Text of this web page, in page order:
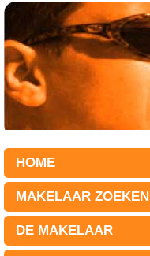
HOME
MAKELAAR ZOEKEN
DE MAKELAAR